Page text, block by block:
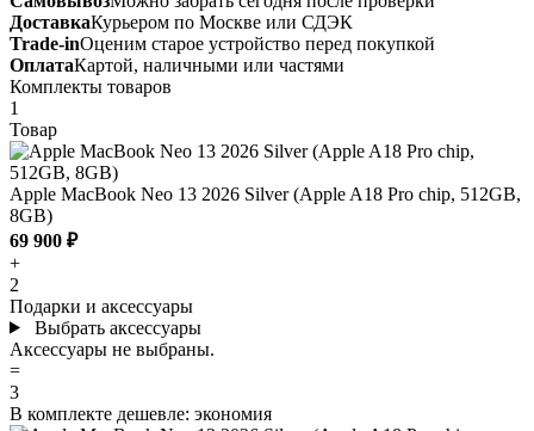
ДоставкаКурьером по Москве или СДЭК
Trade-inОценим старое устройство перед покупкой
ОплатаКартой, наличными или частями
Комплекты товаров
1
Товар
Apple MacBook Neo 13 2026 Silver (Apple A18 Pro chip, 512GB,
8GB)
69 900 ₽
+
2
Подарки и аксессуары
Выбрать аксессуары
Аксессуары не выбраны.
=
3
В комплекте дешевле: экономия